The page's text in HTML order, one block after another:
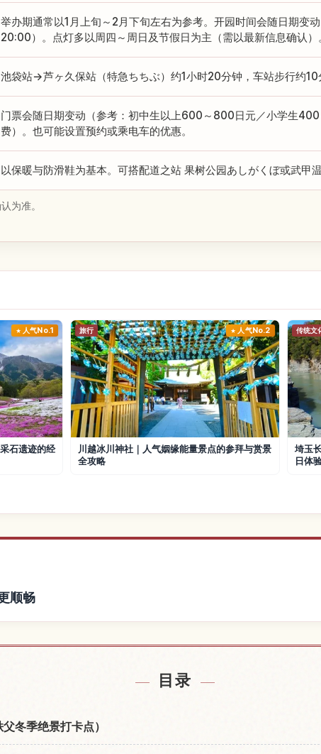
举办期通常以1月上旬～2月下旬左右为参考。开园时间会随日期变
20:00）。点灯多以周四～周日及节假日为主（需以最新信息确认）
池袋站→芦ヶ久保站（特急ちちぶ）约1小时20分钟，车站步行约10
门票会随日期变动（参考：初中生以上600～800日元／小学生
费）。也可能设置预约或乘电车的优惠。
以保暖与防滑鞋为基本。可搭配道之站 果树公园あしがくぼ或武甲
为准。
人气No.1
石遗迹的经
旅行 人气No.2
川越冰川神社｜人气姻缘能量景点的参拜与赏景
全攻略
传统文
埼玉
日体
顺畅
目录
冬季绝景打卡点）